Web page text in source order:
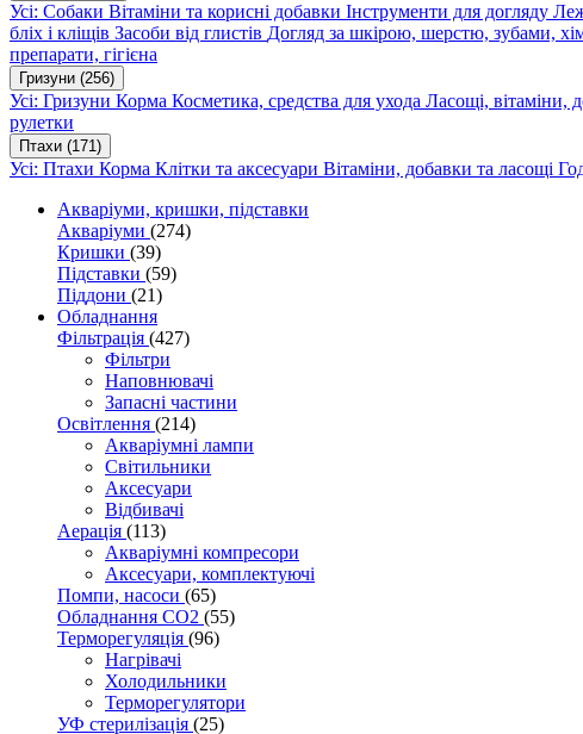
Усі: Собаки Вітаміни та корисні добавки Інструменти для догляду
бліх і кліщів Засоби від глистів Догляд за шкірою, шерстю, зубами,
препарати, гігієна
Гризуни (256)
Усі: Гризуни Корма Косметика, средства для ухода Ласощі, вітаміни,
рулетки
Птахи (171)
Усі: Птахи Корма Клітки та аксесуари Вітаміни, добавки та ласощі
Акваріуми, кришки, підставки
Акваріуми (274)
Кришки (39)
Підставки (59)
Піддони (21)
Обладнання
Фільтрація (427)
Фільтри
Наповнювачі
Запасні частини
Освітлення (214)
Акваріумні лампи
Світильники
Аксесуари
Відбивачі
Аерація (113)
Акваріумні компресори
Аксесуари, комплектуючі
Помпи, насоси (65)
Обладнання CO2 (55)
Терморегуляція (96)
Нагрівачі
Холодильники
Терморегулятори
УФ стерилізація (25)